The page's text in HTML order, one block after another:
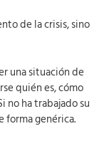
de la crisis, sino
una situación de
quién es, cómo
no ha trabajado su
forma genérica.